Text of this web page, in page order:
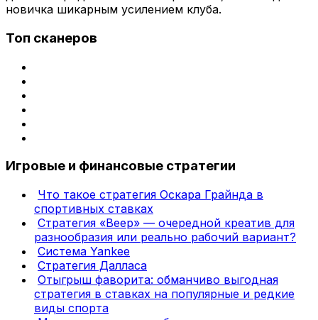
новичка шикарным усилением клуба.
Топ сканеров
Игровые и финансовые стратегии
Что такое стратегия Оскара Грайнда в
спортивных ставках
Стратегия «Веер» — очередной креатив для
разнообразия или реально рабочий вариант?
Система Yankee
Стратегия Далласа
Отыгрыш фаворита: обманчиво выгодная
стратегия в ставках на популярные и редкие
виды спорта